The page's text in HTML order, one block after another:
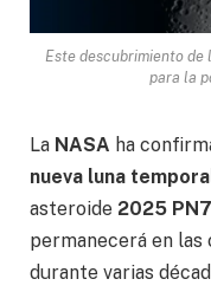
Este descubrimiento
para la
La NASA ha
nueva luna
asteroide 2025 PN7
permanecerá en
durante varias